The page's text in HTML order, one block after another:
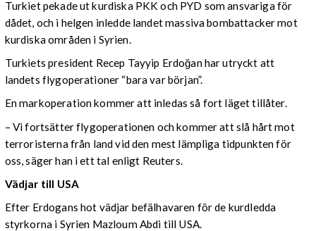
Turkiet pekade ut kurdiska PKK och PYD som ansvariga för
dådet, och i helgen inledde landet massiva bombattacker mot
kurdiska områden i Syrien.
Turkiets president Recep Tayyip Erdoğan har utryckt att
landets flygoperationer “bara var början”.
En markoperation kommer att inledas så fort läget tillåter.
– Vi fortsätter flygoperationen och kommer att slå hårt mot
terroristerna från land vid den mest lämpliga tidpunkten för
oss, säger han i ett tal enligt Reuters.
Vädjar till USA
Efter Erdogans hot vädjar befälhavaren för de kurdledda
styrkorna i Syrien Mazloum Abdi till USA.